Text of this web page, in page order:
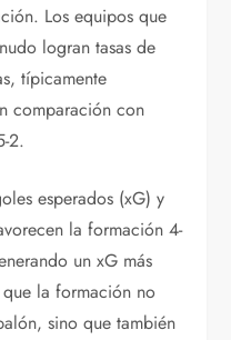
Los equipos que
logran tasas de
típicamente
comparación con
2.
esperados (xG) y
la formación 4-
un xG más
la formación no
sino que también